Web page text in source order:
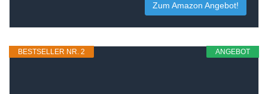
Zum Amazon Angebot!
ANGEBOT
BESTSELLER NR. 2